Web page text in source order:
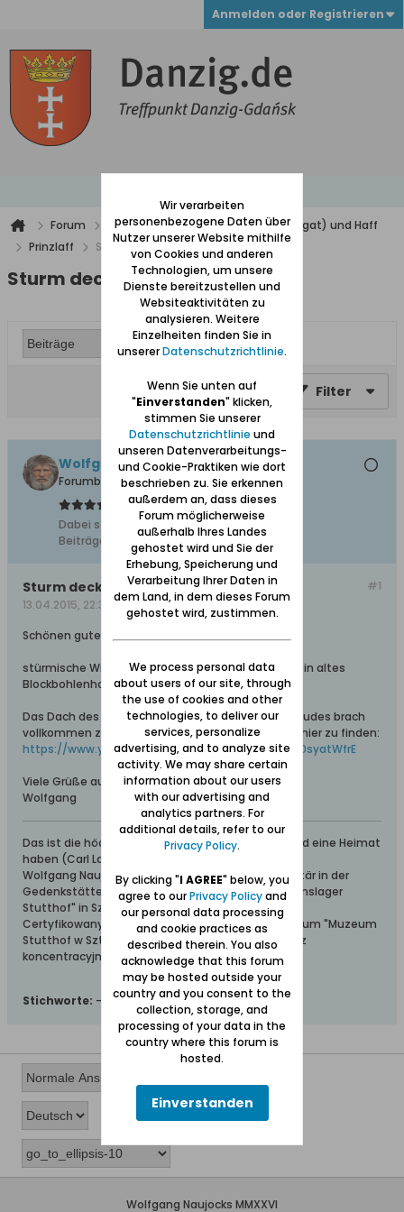
Anmelden oder Registrieren
Forum
Werder (zwischen Weichsel und Nogat) und Haff
Prinzlaff
Sturm deckt altes Hausdach ab
Sturm deckt altes Hausdach ab
Filter
Wolfgang
Forumbetreiber
Dabei seit:
10.02.2008
Beiträge:
11627
#1
Sturm deckt altes Hausdach ab
13.04.2015, 22:34
Schönen guten Abend,
stürmische Winde deckten heute hier in Prinzlaff ein altes
Blockbohlenhaus mit Stallanbau ab.
Das Dach des an der Hauptstraße stehende Gebäudes brach
vollkommen zusammen. Ein kurzer Filmbericht ist hier zu finden:
https://www.youtube.com/watch?featur...&v=7a0syatWfrE
Viele Grüße aus dem Werder
Wolfgang
Das ist die höchste aller Gaben: Geborgen sein und eine Heimat
haben (Carl Lange)
Wolfgang Naujocks: Zertifizierter Führer und Volontär in der
Gedenkstätte/Museum "Deutsches Konzentrationslager
Stutthof" in Sztutowo
Certyfikowany przewodnik i wolontariusz po muzeum "Muzeum
Stutthof w Sztutowie - Niemiecki nazistowski obóz
koncentracyjny i zagłady"
Stichworte: -
Wolfgang Naujocks MMXXVI
Wir verarbeiten
personenbezogene Daten über
Nutzer unserer Website mithilfe
von Cookies und anderen
Technologien, um unsere
Dienste bereitzustellen und
Websiteaktivitäten zu
analysieren. Weitere
Einzelheiten finden Sie in
unsererDatenschutzrichtlinie.
Wenn Sie unten auf
"Einverstanden" klicken,
stimmen Sie unserer
Datenschutzrichtlinie und
unseren Datenverarbeitungs-
und Cookie-Praktiken wie dort
beschrieben zu. Sie erkennen
außerdem an, dass dieses
Forum möglicherweise
außerhalb Ihres Landes
gehostet wird und Sie der
Erhebung, Speicherung und
Verarbeitung Ihrer Daten in
dem Land, in dem dieses Forum
gehostet wird, zustimmen.
We process personal data
about users of our site, through
the use of cookies and other
technologies, to deliver our
services, personalize
advertising, and to analyze site
activity. We may share certain
information about our users
with our advertising and
analytics partners. For
additional details, refer to our
Privacy Policy.
By clicking "I AGREE" below, you
agree to ourPrivacy Policyand
our personal data processing
and cookie practices as
described therein. You also
acknowledge that this forum
may be hosted outside your
country and you consent to the
collection, storage, and
processing of your data in the
country where this forum is
hosted.
Einverstanden